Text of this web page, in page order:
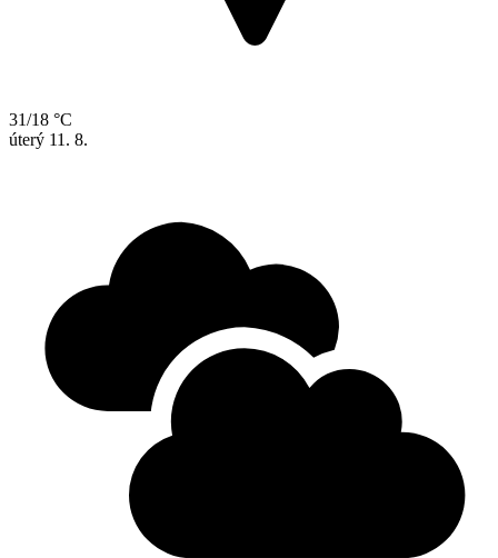
31/18 °C
úterý 11. 8.